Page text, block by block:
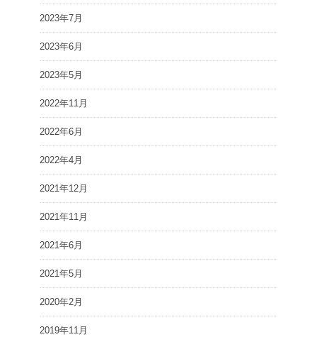
2023年7月
2023年6月
2023年5月
2022年11月
2022年6月
2022年4月
2021年12月
2021年11月
2021年6月
2021年5月
2020年2月
2019年11月